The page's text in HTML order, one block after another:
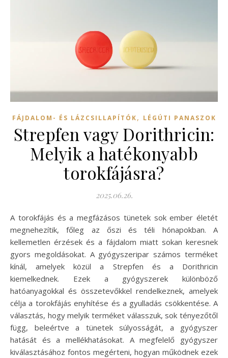
FÁJDALOM- ÉS LÁZCSILLAPÍTÓK, LÉGÚTI PANASZOK
Strepfen vagy Dorithricin:
Melyik a hatékonyabb
torokfájásra?
2025.06.26.
A torokfájás és a megfázásos tünetek sok ember életét
megnehezítik, főleg az őszi és téli hónapokban. A
kellemetlen érzések és a fájdalom miatt sokan keresnek
gyors megoldásokat. A gyógyszeripar számos terméket
kínál, amelyek közül a Strepfen és a Dorithricin
kiemelkednek. Ezek a gyógyszerek különböző
hatóanyagokkal és összetevőkkel rendelkeznek, amelyek
célja a torokfájás enyhítése és a gyulladás csökkentése. A
választás, hogy melyik terméket válasszuk, sok tényezőtől
függ, beleértve a tünetek súlyosságát, a gyógyszer
hatását és a mellékhatásokat. A megfelelő gyógyszer
kiválasztásához fontos megérteni, hogyan működnek ezek